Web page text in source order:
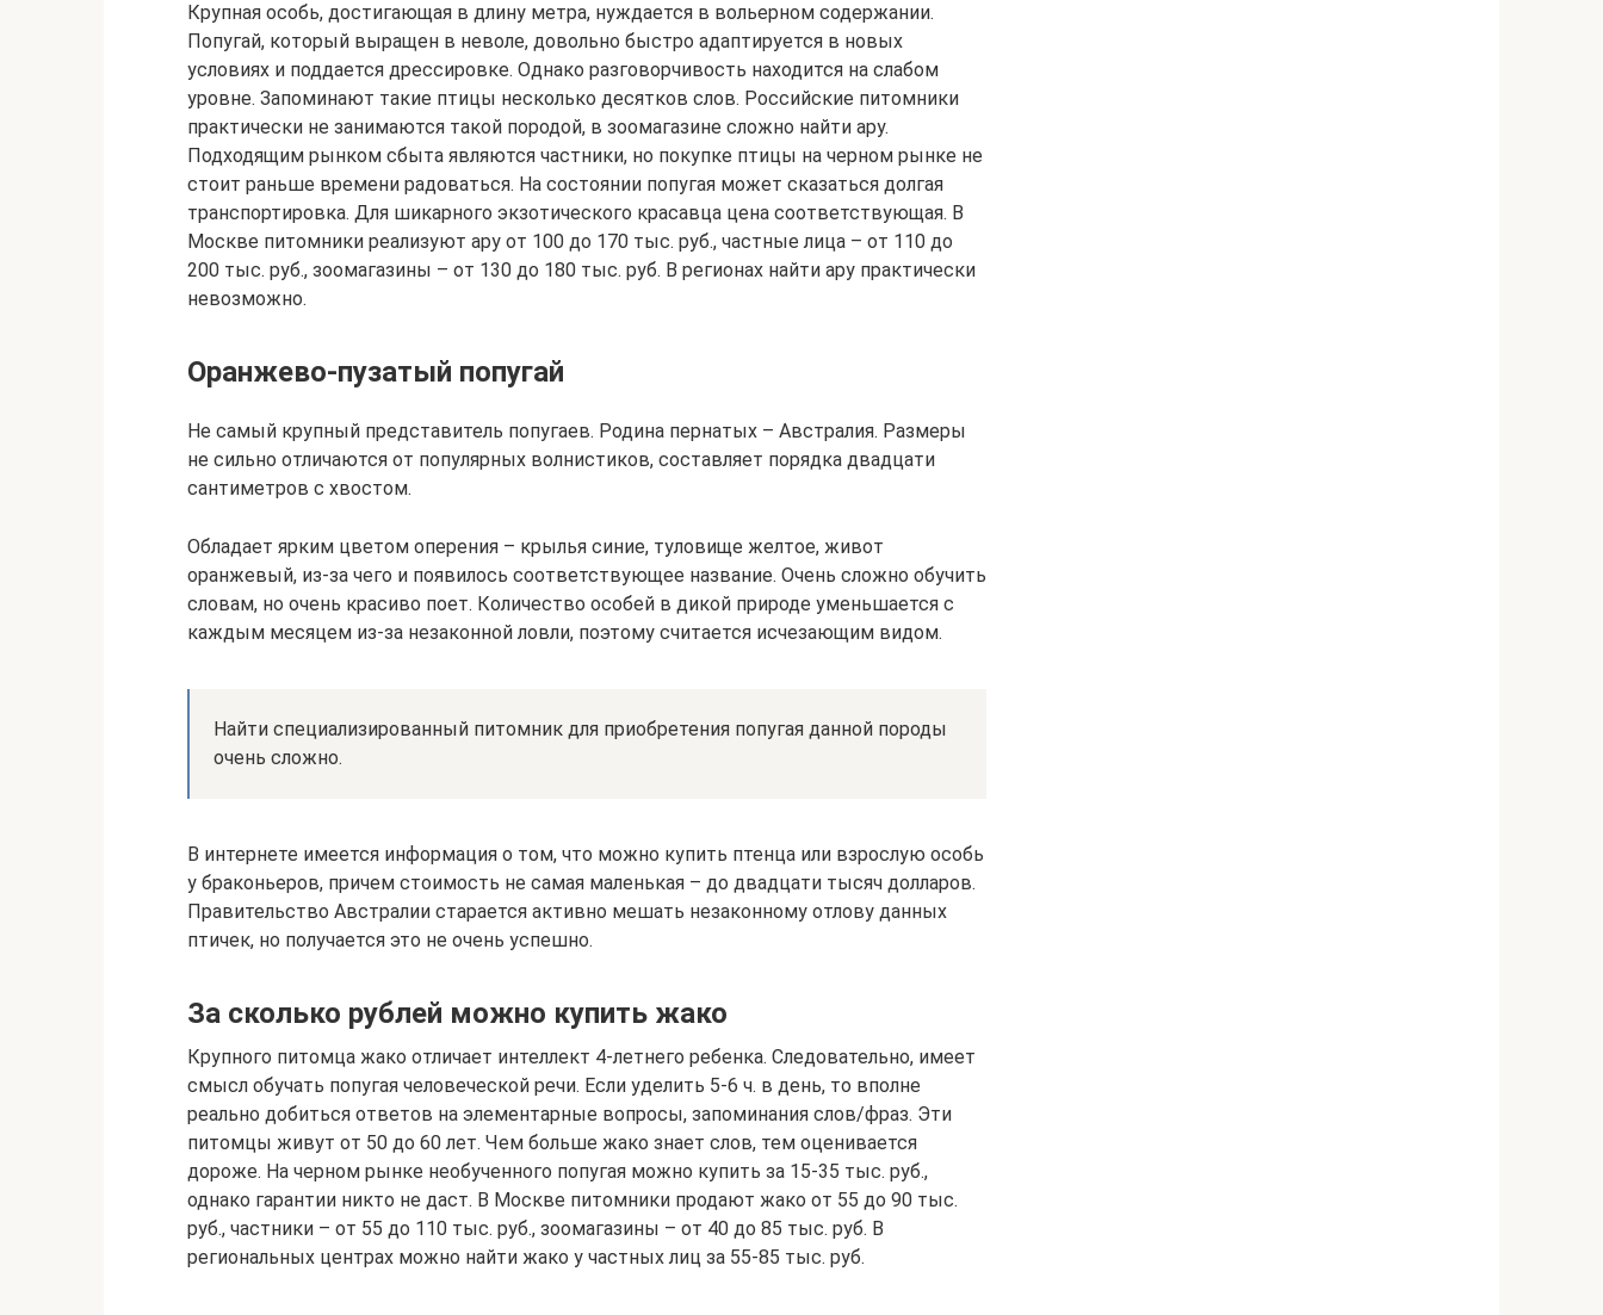
Крупная особь, достигающая в длину метра, нуждается в вольерном содержании.
Попугай, который выращен в неволе, довольно быстро адаптируется в новых
условиях и поддается дрессировке. Однако разговорчивость находится на слабом
уровне. Запоминают такие птицы несколько десятков слов. Российские питомники
практически не занимаются такой породой, в зоомагазине сложно найти ару.
Подходящим рынком сбыта являются частники, но покупке птицы на черном рынке не
стоит раньше времени радоваться. На состоянии попугая может сказаться долгая
транспортировка. Для шикарного экзотического красавца цена соответствующая. В
Москве питомники реализуют ару от 100 до 170 тыс. руб., частные лица – от 110 до
200 тыс. руб., зоомагазины – от 130 до 180 тыс. руб. В регионах найти ару практически
невозможно.
Оранжево-пузатый попугай
Не самый крупный представитель попугаев. Родина пернатых – Австралия. Размеры
не сильно отличаются от популярных волнистиков, составляет порядка двадцати
сантиметров с хвостом.
Обладает ярким цветом оперения – крылья синие, туловище желтое, живот
оранжевый, из-за чего и появилось соответствующее название. Очень сложно обучить
словам, но очень красиво поет. Количество особей в дикой природе уменьшается с
каждым месяцем из-за незаконной ловли, поэтому считается исчезающим видом.
Найти специализированный питомник для приобретения попугая данной породы
очень сложно.
В интернете имеется информация о том, что можно купить птенца или взрослую особь
у браконьеров, причем стоимость не самая маленькая – до двадцати тысяч долларов.
Правительство Австралии старается активно мешать незаконному отлову данных
птичек, но получается это не очень успешно.
За сколько рублей можно купить жако
Крупного питомца жако отличает интеллект 4-летнего ребенка. Следовательно, имеет
смысл обучать попугая человеческой речи. Если уделить 5-6 ч. в день, то вполне
реально добиться ответов на элементарные вопросы, запоминания слов/фраз. Эти
питомцы живут от 50 до 60 лет. Чем больше жако знает слов, тем оценивается
дороже. На черном рынке необученного попугая можно купить за 15-35 тыс. руб.,
однако гарантии никто не даст. В Москве питомники продают жако от 55 до 90 тыс.
руб., частники – от 55 до 110 тыс. руб., зоомагазины – от 40 до 85 тыс. руб. В
региональных центрах можно найти жако у частных лиц за 55-85 тыс. руб.